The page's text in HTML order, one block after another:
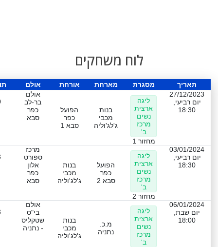
לוח משחקים
תאריך מסגרת מארחת אורחת אולם
27/12/2023
יום רביעי,
18:30
ליגה
ארצית
נשים
מרכז
ב'
מחזור 1
בנות
מכבי
ג'לג'וליה
הפועל
כפר
סבא 1
אולם
בר-לב
כפר
סבא
03/01/2024
יום רביעי,
18:30
ליגה
ארצית
נשים
מרכז
ב'
מחזור 2
הפועל
כפר
סבא 2
בנות
מכבי
ג'לג'וליה
מרכז
ספורט
אלון
כפר
סבא
06/01/2024
יום שבת,
18:00
ליגה
ארצית
נשים
מרכז
ב'
מ.כ.
נתניה
בנות
מכבי
ג'לג'וליה
אולם
בי"ס
שטקליס
- נתניה